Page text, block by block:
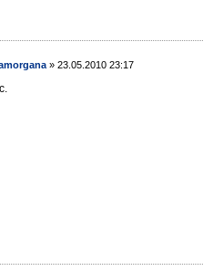
» 23.05.2010 23:17